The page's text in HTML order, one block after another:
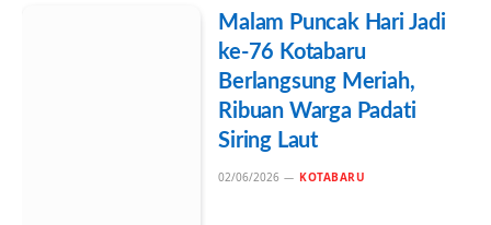
Malam Puncak Hari Jadi
ke-76 Kotabaru
Berlangsung Meriah,
Ribuan Warga Padati
Siring Laut
02/06/2026 KOTABARU